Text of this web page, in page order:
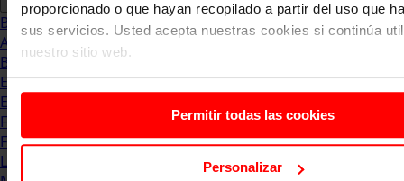
proporcionado o que hayan recopilado a partir del uso que
sus servicios. Usted acepta nuestras cookies si continúa
nuestro sitio web.
Permitir todas las cookies
Personalizar
Blog
Abogacia
Business
Empleo & Emprendimiento
Empresas
Finanzas
Formación & Estudios
Luxury